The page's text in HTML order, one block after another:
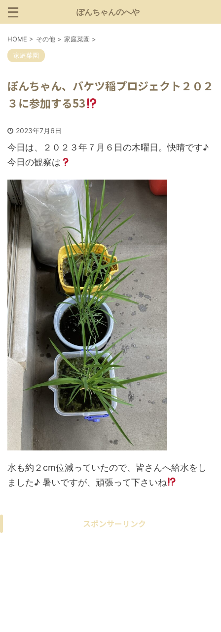
ぽんちゃんのへや
HOME > その他 > 家庭菜園 >
家庭菜園
ぽんちゃん、バケツ稲プロジェクト２０２
３に参加する53
2023年7月6日
今日は、２０２３年７月６日の木曜日。快晴です♪
今日の観察は
水も約２cm位減っていたので、皆さんへ給水をし
ました♪ 暑いですが、頑張って下さいね
スポンサーリンク